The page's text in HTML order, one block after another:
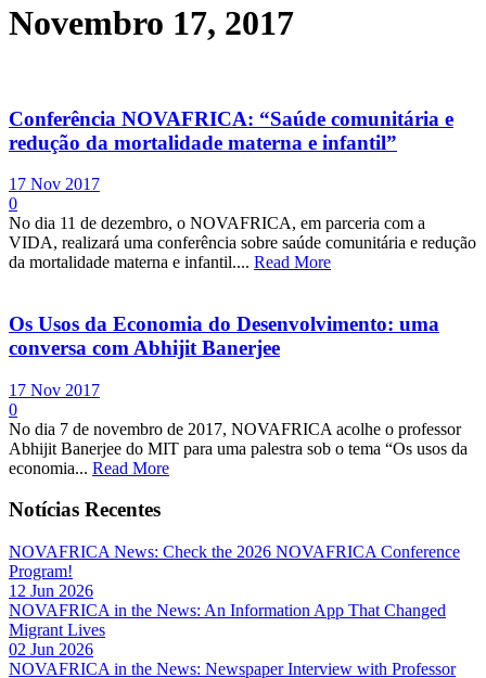
Novembro 17, 2017
Conferência NOVAFRICA: “Saúde comunitária e
redução da mortalidade materna e infantil”
17 Nov 2017
0
No dia 11 de dezembro, o NOVAFRICA, em parceria com a
VIDA, realizará uma conferência sobre saúde comunitária e redução
da mortalidade materna e infantil.... Read More
Os Usos da Economia do Desenvolvimento: uma
conversa com Abhijit Banerjee
17 Nov 2017
0
No dia 7 de novembro de 2017, NOVAFRICA acolhe o professor
Abhijit Banerjee do MIT para uma palestra sob o tema “Os usos da
economia... Read More
Notícias Recentes
NOVAFRICA News: Check the 2026 NOVAFRICA Conference
Program!
12 Jun 2026
NOVAFRICA in the News: An Information App That Changed
Migrant Lives
02 Jun 2026
NOVAFRICA in the News: Newspaper Interview with Professor